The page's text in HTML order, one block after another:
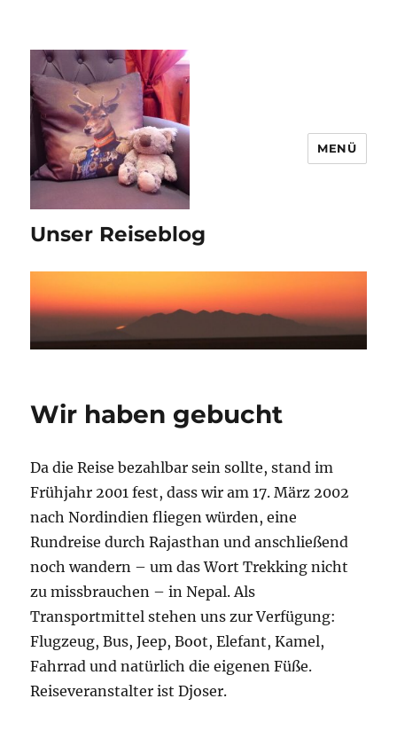
Unser Reiseblog
MENÜ
Wir haben gebucht
Da die Reise bezahlbar sein sollte, stand im
Frühjahr 2001 fest, dass wir am 17. März 2002
nach Nordindien fliegen würden, eine
Rundreise durch Rajasthan und anschließend
noch wandern – um das Wort Trekking nicht
zu missbrauchen – in Nepal. Als
Transportmittel stehen uns zur Verfügung:
Flugzeug, Bus, Jeep, Boot, Elefant, Kamel,
Fahrrad und natürlich die eigenen Füße.
Reiseveranstalter ist Djoser.